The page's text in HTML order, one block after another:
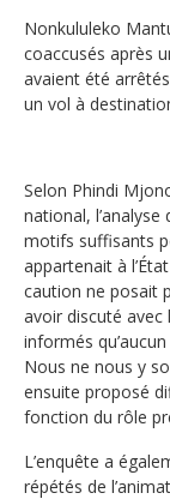
Nonkululeko
coaccusés après
avaient été
un vol à
Selon Phindi
national, l’analyse
motifs suffisants
appartenait à
caution ne posait
avoir discuté avec
informés
Nous ne nous y
ensuite proposé
fonction du rôle
L’enquête a
répétés de